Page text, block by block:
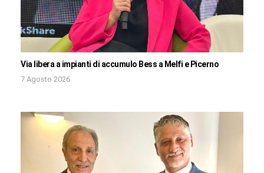
Via libera a impianti di accumulo Bess a Melfi e Picerno
7 Agosto 2026